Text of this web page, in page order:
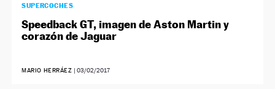
SUPERCOCHES
Speedback GT, imagen de Aston Martin y
corazón de Jaguar
MARIO HERRÁEZ |03/02/2017